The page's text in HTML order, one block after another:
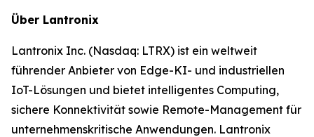
Über Lantronix
Lantronix Inc. (Nasdaq: LTRX) ist ein weltweit
führender Anbieter von Edge-KI- und industriellen
IoT-Lösungen und bietet intelligentes Computing,
sichere Konnektivität sowie Remote-Management für
unternehmenskritische Anwendungen. Lantronix